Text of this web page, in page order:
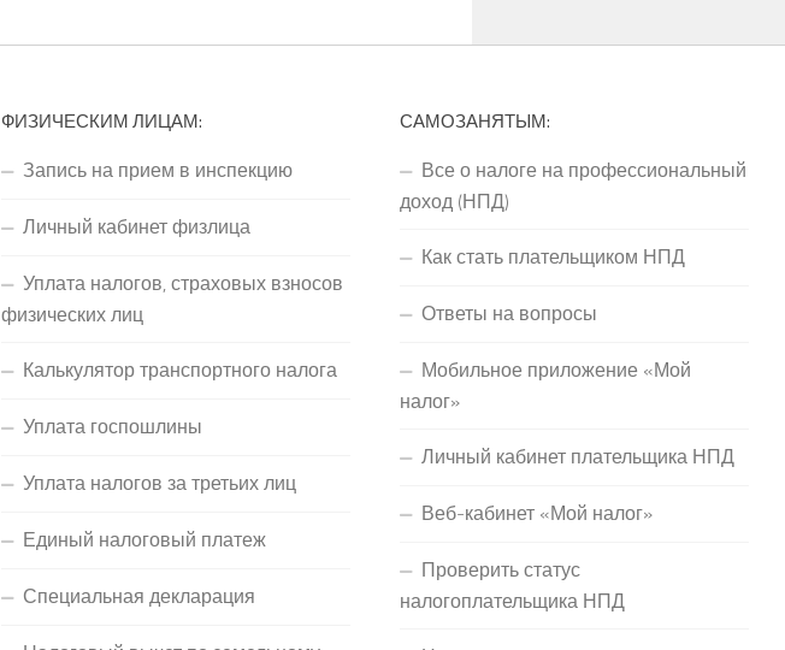
ФИЗИЧЕСКИМ ЛИЦАМ:
Запись на прием в инспекцию
Личный кабинет физлица
Уплата налогов, страховых взносов
физических лиц
Калькулятор транспортного налога
Уплата госпошлины
Уплата налогов за третьих лиц
Единый налоговый платеж
Специальная декларация
САМОЗАНЯТЫМ:
Все о налоге на профессиональный
доход (НПД)
Как стать плательщиком НПД
Ответы на вопросы
Мобильное приложение «Мой
налог»
Личный кабинет плательщика НПД
Веб-кабинет «Мой налог»
Проверить статус
налогоплательщика НПД